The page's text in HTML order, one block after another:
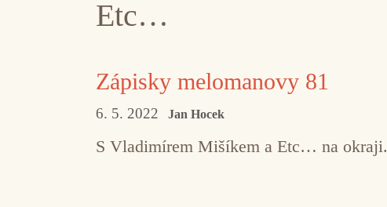
Etc…
Zápisky melomanovy 81
6. 5. 2022 Jan Hocek
S Vladimírem Mišíkem a Etc… na okraji.